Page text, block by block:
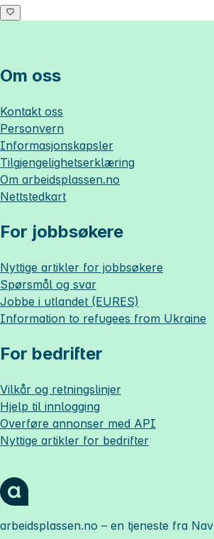
Om oss
Kontakt oss
Personvern
Informasjonskapsler
Tilgjengelighetserklæring
Om arbeidsplassen.no
Nettstedkart
For jobbsøkere
Nyttige artikler for jobbsøkere
Spørsmål og svar
Jobbe i utlandet (EURES)
Information to refugees from Ukraine
For bedrifter
Vilkår og retningslinjer
Hjelp til innlogging
Overføre annonser med API
Nyttige artikler for bedrifter
arbeidsplassen.no – en tjeneste fra Nav